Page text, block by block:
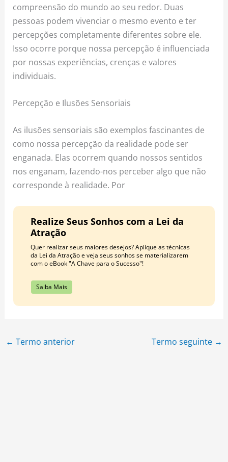
compreensão do mundo ao seu redor. Duas
pessoas podem vivenciar o mesmo evento e ter
percepções completamente diferentes sobre ele.
Isso ocorre porque nossa percepção é influenciada
por nossas experiências, crenças e valores
individuais.
Percepção e Ilusões Sensoriais
As ilusões sensoriais são exemplos fascinantes de
como nossa percepção da realidade pode ser
enganada. Elas ocorrem quando nossos sentidos
nos enganam, fazendo-nos perceber algo que não
corresponde à realidade. Por
Realize Seus Sonhos com a Lei da
Atração
Quer realizar seus maiores desejos? Aplique as técnicas
da Lei da Atração e veja seus sonhos se materializarem
com o eBook "A Chave para o Sucesso"!
Saiba Mais
← Termo anterior Termo seguinte →